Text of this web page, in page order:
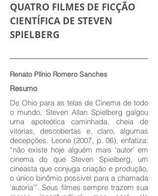
QUATRO FILMES DE FICÇÃO
CIENTÍFICA DE STEVEN
SPIELBERG
Renato Plínio Romero Sanches
Resumo
De Ohio para as telas de Cinema de todo
o mundo, Steven Allan Spielberg galgou
uma apoteótica caminhada, cheia de
vitórias, descobertas e, claro, algumas
decepções. Leone (2007, p. 06), enfatiza:
“não existe hoje alguém mais ‘autor’ em
cinema do que Steven Spielberg, um
cineasta que conjuga criação e produção,
o único binômio possível para a chamada
‘autoria’”. Seus filmes sempre trazem sua